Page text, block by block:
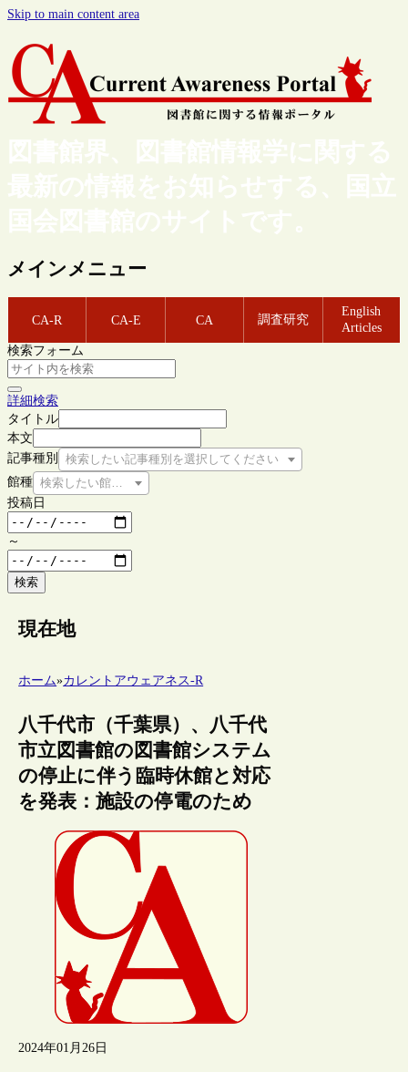
Skip to main content area
図書館界、図書館情報学に関する
最新の情報をお知らせする、国立
国会図書館のサイトです。
メインメニュー
CA-R CA-E CA 調査研究
English
Articles
検索フォーム
詳細検索
タイトル
本文
記事種別
検索したい記事種別を選択してください
館種 検索したい館種を選択してください
投稿日
～
検索
現在地
ホーム»カレントアウェアネス-R
八千代市（千葉県）、八千代
市立図書館の図書館システム
の停止に伴う臨時休館と対応
を発表：施設の停電のため
2024年01月26日